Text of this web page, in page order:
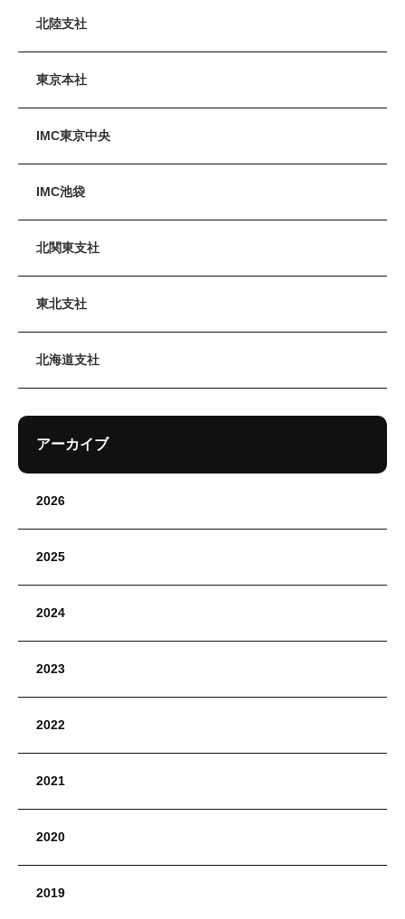
北陸支社
東京本社
IMC東京中央
IMC池袋
北関東支社
東北支社
北海道支社
アーカイブ
2026
2025
2024
2023
2022
2021
2020
2019